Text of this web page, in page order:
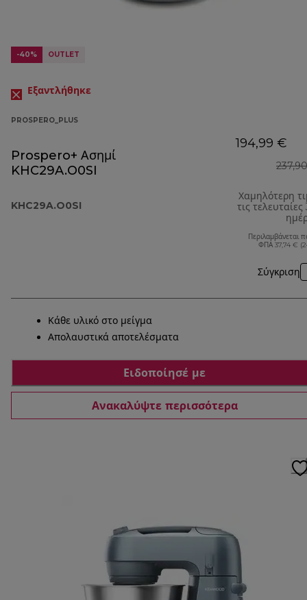
-40% OUTLET
Εξαντλήθηκε
PROSPERO_PLUS
Prospero+ Ασημί
KHC29A.O0SI
KHC29A.O0SI
194,99 €
Χαμηλότερη
τις
Περιλαμβάνεται
ΦΠΑ 37,74 €
Σύγκριση
Κάθε υλικό στο μείγμα
Απολαυστικά αποτελέσματα
Ειδοποίησέ με
Ανακαλύψτε περισσότερα